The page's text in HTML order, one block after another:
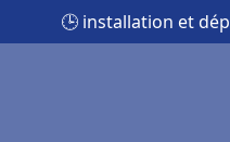
🕒 installation et